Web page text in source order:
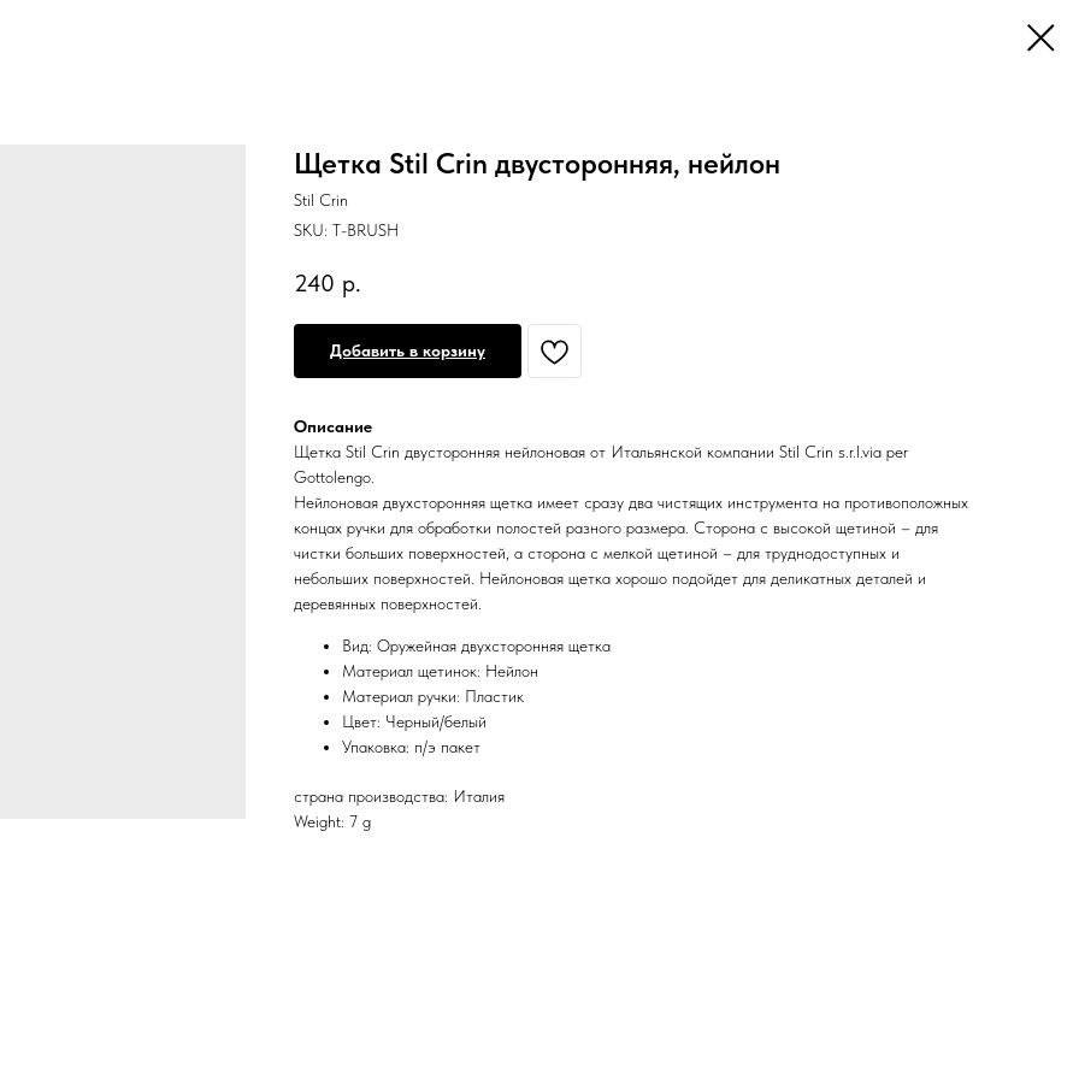
Щетка Stil Crin двусторонняя, нейлон
Stil Crin
SKU: T-BRUSH
240 р.
Добавить в корзину
Описание
Щетка Stil Crin двусторонняя нейлоновая от Итальянской компании Stil Crin s.r.l.via per
Gottolengo.
Нейлоновая двухсторонняя щетка имеет сразу два чистящих инструмента на противоположных
концах ручки для обработки полостей разного размера. Сторона с высокой щетиной – для
чистки больших поверхностей, а сторона с мелкой щетиной – для труднодоступных и
небольших поверхностей. Нейлоновая щетка хорошо подойдет для деликатных деталей и
деревянных поверхностей.
Вид: Оружейная двухсторонняя щетка
Материал щетинок: Нейлон
Материал ручки: Пластик
Цвет: Черный/белый
Упаковка: п/э пакет
страна производства: Италия
Weight: 7 g